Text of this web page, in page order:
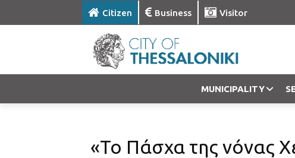
Citizen Business Visitor
MUNICIPALITY
«Το Πάσχα της νόνας